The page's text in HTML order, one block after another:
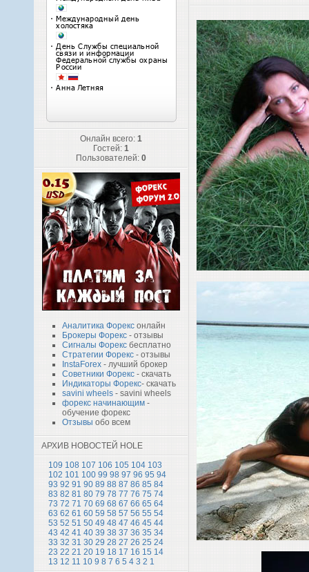
Онлайн всего: 1
Гостей: 1
Пользователей: 0
Аналитика Форекс онлайн
Брокеры Форекс - отзывы
Сигналы Форекс бесплатно
Стратегии Форекс - отзывы
InstaForex - лучший брокер
Советники Форекс - скачать
Индикаторы Форекс- скачать
savini wheels - savini wheels
форекс начинающим -
обучение форекс
Отзывы обо всем
АРХИВ НОВОСТЕЙ HOLE
109 108 107 106 105 104 103
102 101 100 99 98 97 96 95 94
93 92 91 90 89 88 87 86 85 84
83 82 81 80 79 78 77 76 75 74
73 72 71 70 69 68 67 66 65 64
63 62 61 60 59 58 57 56 55 54
53 52 51 50 49 48 47 46 45 44
43 42 41 40 39 38 37 36 35 34
33 32 31 30 29 28 27 26 25 24
23 22 21 20 19 18 17 16 15 14
13 12 11 10 9 8 7 6 5 4 3 2 1